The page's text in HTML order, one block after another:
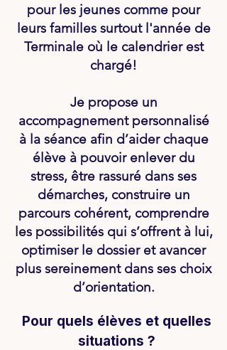
pour les jeunes comme pour
leurs familles surtout l'année de
Terminale où le calendrier est
chargé!
Je propose un
accompagnement personnalisé
à la séance afin d’aider chaque
élève à pouvoir enlever du
stress, être rassuré dans ses
démarches, construire un
parcours cohérent, comprendre
les possibilités qui s’offrent à lui,
optimiser le dossier et avancer
plus sereinement dans ses choix
d’orientation.
Pour quels élèves et quelles
situations ?